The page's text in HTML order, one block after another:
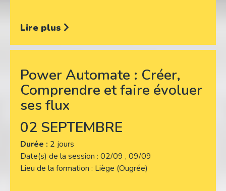
Lire plus
Power Automate : Créer,
Comprendre et faire évoluer
ses flux
02 SEPTEMBRE
Durée : 2 jours
Date(s) de la session 02/09 , 09/09
Lieu de la formation Liège (Ougrée)